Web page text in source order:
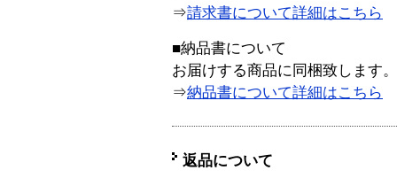
⇒請求書について詳細はこちら
■納品書について
お届けする商品に同梱致します。
⇒納品書について詳細はこちら
返品について